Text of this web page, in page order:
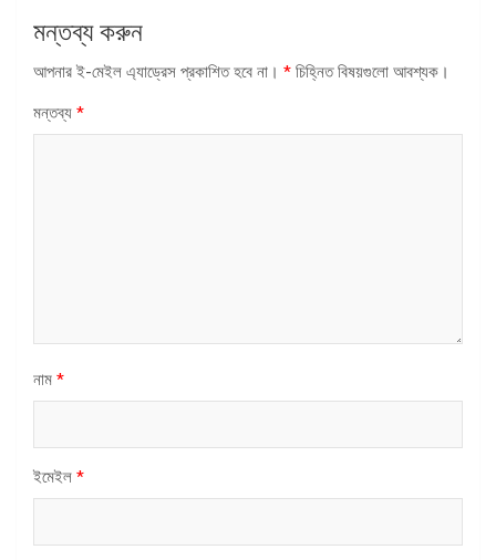
মন্তব্য করুন
আপনার ই-মেইল এ্যাড্রেস প্রকাশিত হবে না। * চিহ্নিত বিষয়গুলো আবশ্যক।
মন্তব্য *
নাম *
ইমেইল *